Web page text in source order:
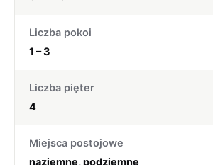
Liczba pokoi
1 – 3
Liczba pięter
4
Miejsca postojowe
naziemne, podziemne